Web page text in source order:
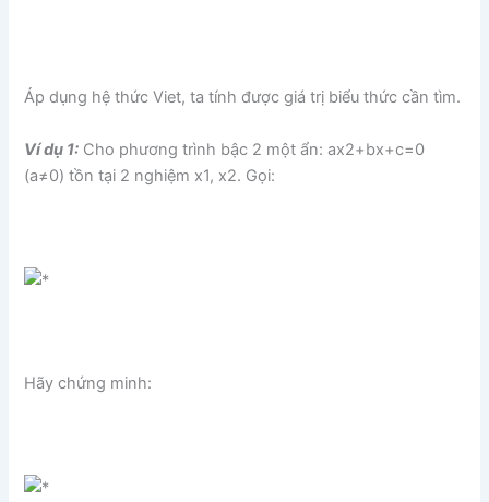
Áp dụng hệ thức Viet, ta tính được giá trị biểu thức cần tìm.
Ví dụ 1: Cho phương trình bậc 2 một ẩn: ax2+bx+c=0
(a≠0) tồn tại 2 nghiệm x1, x2. Gọi:
Hãy chứng minh: